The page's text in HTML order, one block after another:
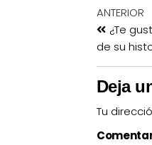
ANTERIOR
¿Te
de su
Deja
Tu